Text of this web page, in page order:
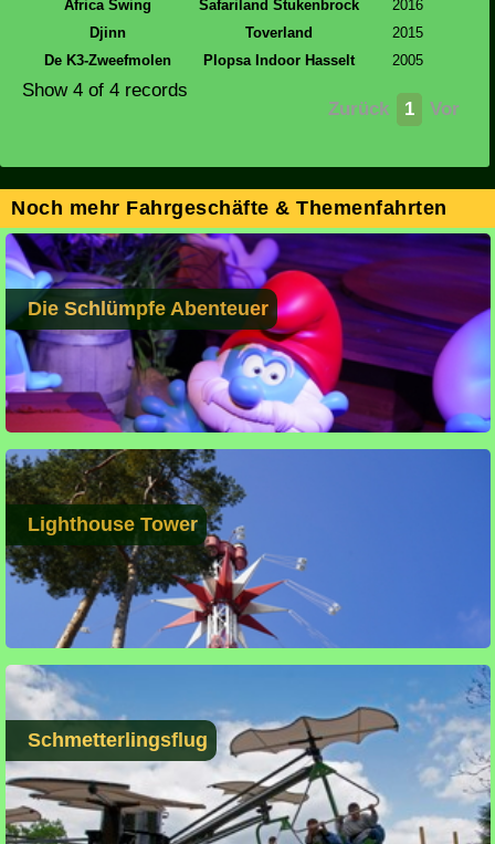
Africa Swing Safariland Stukenbrock
2016
Djinn
Toverland
2015
De K3-Zweefmolen
Plopsa Indoor Hasselt 2005
Zurück 1 Vor
Show 4 of 4 records
Noch mehr Fahrgeschäfte & Themenfahrten
Die Schlümpfe Abenteuer
Lighthouse Tower
Schmetterlingsflug